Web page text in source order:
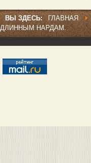
ВЫ ЗДЕСЬ: ГЛАВНАЯ
ДЛИННЫМ НАРДАМ.